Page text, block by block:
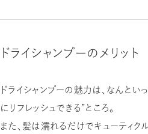
ドライシャンプーのメリット
ドライシャンプーの魅力は、なんとい
にリフレッシュできる”ところ。
また、髪は濡れるだけでキューティ